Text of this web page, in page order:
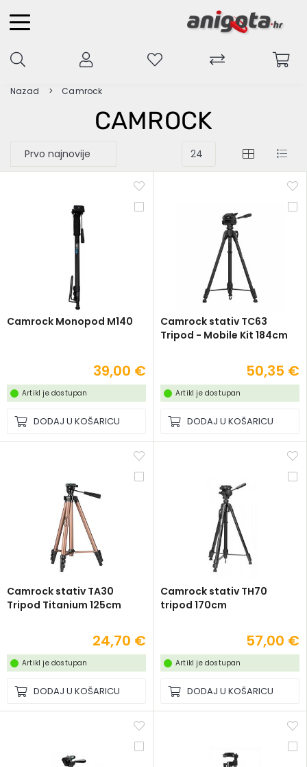
Nazad Camrock
CAMROCK
Camrock Monopod M140
39,00 €
Artikl je dostupan
DODAJ U KOŠARICU
Camrock stativ TC63
Tripod - Mobile Kit 184cm
50,35 €
Artikl je dostupan
DODAJ U KOŠARICU
Camrock stativ TA30
Tripod Titanium 125cm
24,70 €
Artikl je dostupan
DODAJ U KOŠARICU
Camrock stativ TH70
tripod 170cm
57,00 €
Artikl je dostupan
DODAJ U KOŠARICU